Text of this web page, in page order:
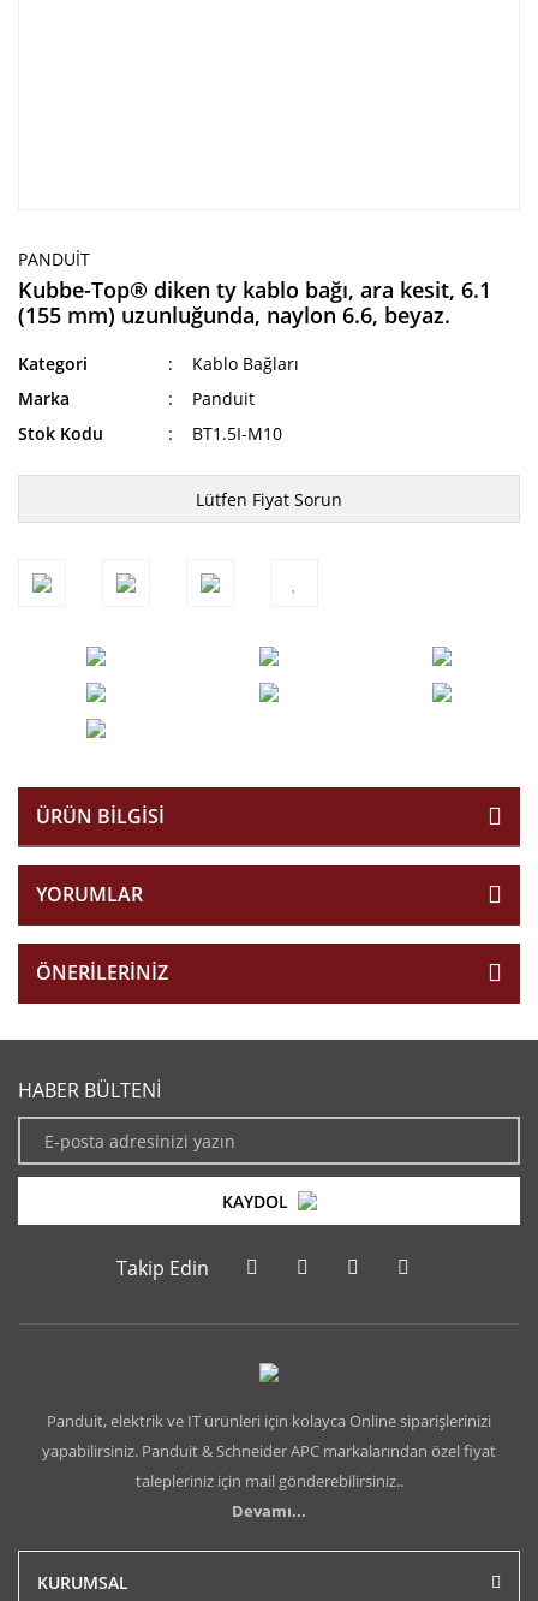
PANDUIT
Kubbe-Top® diken ty kablo bağı, ara kesit, 6.1
(155 mm) uzunluğunda, naylon 6.6, beyaz.
Kategori
Kablo Bağları
Marka
Panduit
Stok Kodu
BT1.5I-M10
Lütfen Fiyat Sorun
ÜRÜN BILGISI
YORUMLAR
ÖNERILERINIZ
HABER BÜLTENİ
KAYDOL
Takip Edin
Panduit, elektrik ve IT ürünleri için kolayca Online siparişlerinizi
yapabilirsiniz. Panduit & Schneider APC markalarından özel fiyat
talepleriniz için mail gönderebilirsiniz..
Devamı...
KURUMSAL